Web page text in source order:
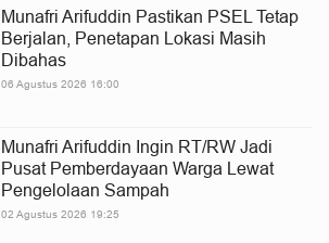
Munafri Arifuddin Pastikan PSEL Tetap
Berjalan, Penetapan Lokasi Masih
Dibahas
06 Agustus 2026 16:00
Munafri Arifuddin Ingin RT/RW Jadi
Pusat Pemberdayaan Warga Lewat
Pengelolaan Sampah
02 Agustus 2026 19:25